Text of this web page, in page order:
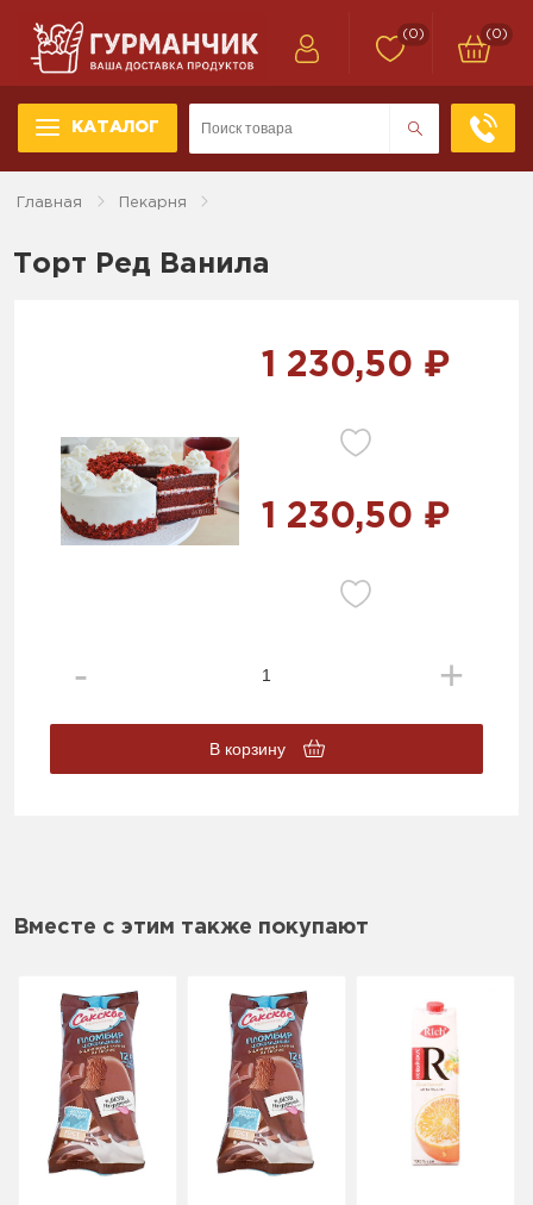
КАТАЛОГ
(0) (0)
Главная Пекарня
Торт Ред Ванила
1 230,50 ₽
1 230,50 ₽
В корзину
Вместе с этим также покупают